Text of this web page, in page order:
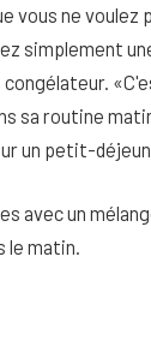
vous ne voulez
simplement
sa routine
un petit-
avec un
le matin.